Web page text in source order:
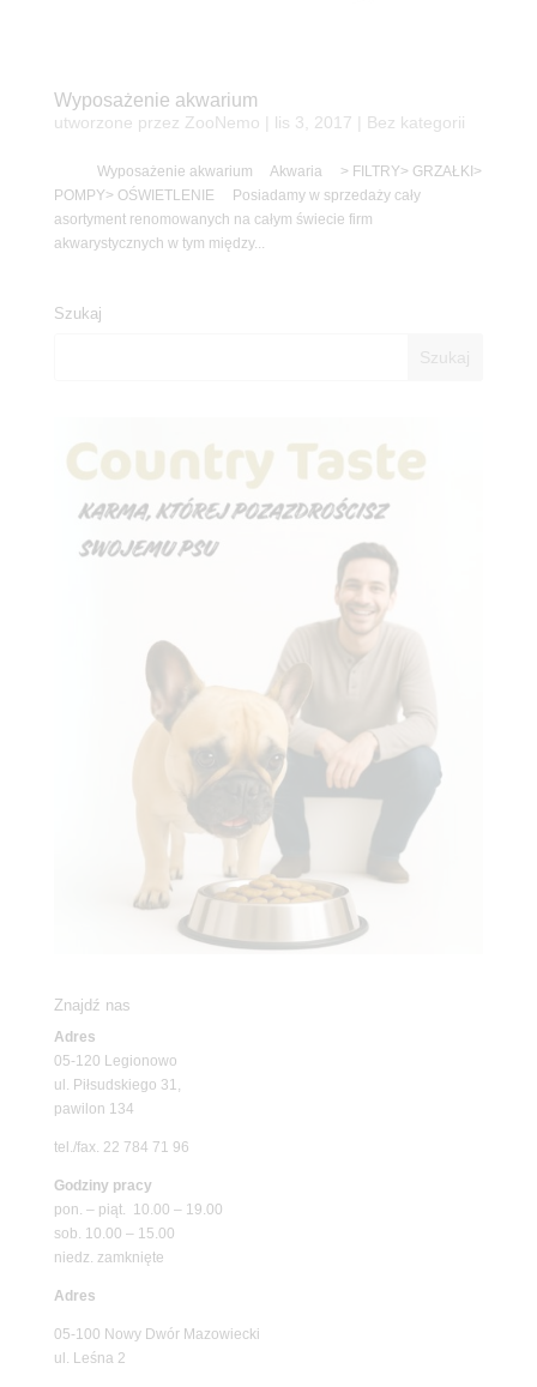
Wyposażenie akwarium
utworzone przez ZooNemo lis 3, 2017 | Bez kategorii
Wyposażenie akwarium Akwaria > FILTRY> GRZAŁKI>
POMPY> OŚWIETLENIE Posiadamy w sprzedaży cały
asortyment renomowanych na całym świecie firm
akwarystycznych w tym między...
Szukaj
Znajdź nas
Adres
05-120 Legionowo
ul. Piłsudskiego 31,
pawilon 134
tel./fax. 22 784 71 96
Godziny pracy
pon. – piąt. 10.00 – 19.00
sob. 10.00 – 15.00
niedz. zamknięte
Adres
05-100 Nowy Dwór Mazowiecki
ul. Leśna 2